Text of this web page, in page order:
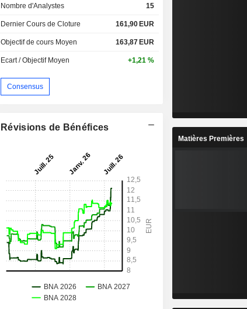
Nombre d'Analystes 15
Dernier Cours de Cloture 161,90 EUR
Objectif de cours Moyen 163,87 EUR
Ecart / Objectif Moyen +1,21 %
Consensus
Révisions de Bénéfices
Matières Premières